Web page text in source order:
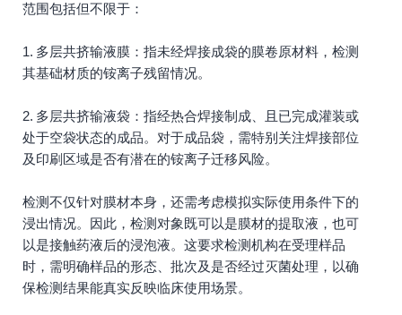
范围包括但不限于：
1. 多层共挤输液膜：指未经焊接成袋的膜卷原材料，检测
其基础材质的铵离子残留情况。
2. 多层共挤输液袋：指经热合焊接制成、且已完成灌装或
处于空袋状态的成品。对于成品袋，需特别关注焊接部位
及印刷区域是否有潜在的铵离子迁移风险。
检测不仅针对膜材本身，还需考虑模拟实际使用条件下的
浸出情况。因此，检测对象既可以是膜材的提取液，也可
以是接触药液后的浸泡液。这要求检测机构在受理样品
时，需明确样品的形态、批次及是否经过灭菌处理，以确
保检测结果能真实反映临床使用场景。